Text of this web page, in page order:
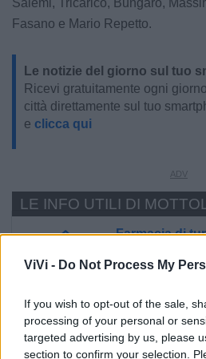
ViVi - Do Not Process My
If you wish to opt-out of the sale,
processing of your personal or
targeted advertising by us, please
section to confirm your selection.
Salemi, Tricarico, Bungaro,
Fasano e Mario Repetto.
Le notizie del giorno sul tuo
Ricevi gratuitamente ogni
città direttamente sul tuo
e clicca qui
Farmacia di
Ufficio Postale
LE INFO UTILI DI